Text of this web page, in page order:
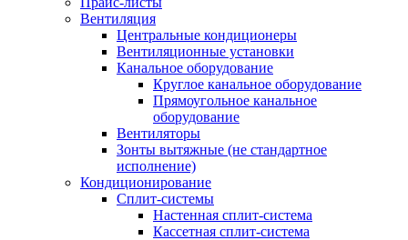
Вентиляция
Центральные кондиционеры
Вентиляционные установки
Канальное оборудование
Круглое канальное оборудование
Прямоугольное канальное
оборудование
Вентиляторы
Зонты вытяжные (не стандартное
исполнение)
Кондиционирование
Сплит-системы
Настенная сплит-система
Кассетная сплит-система